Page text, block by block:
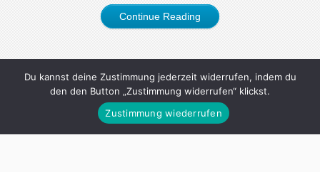
Continue Reading
Du kannst deine Zustimmung jederzeit widerrufen, indem du
den den Button „Zustimmung widerrufen“ klickst.
Zustimmung wiederrufen